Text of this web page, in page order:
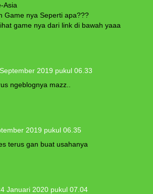
Asia
Game nya Seperti apa???
game nya dari link di bawah yaaa
2019 pukul 06.33
ngeblognya mazz..
2019 pukul 06.35
terus gan buat usahanya
Januari 2020 pukul 07.04